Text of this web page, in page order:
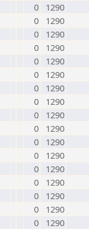
0
1290
0
1290
0
1290
0
1290
0
1290
0
1290
0
1290
0
1290
0
1290
0
1290
0
1290
0
1290
0
1290
0
1290
0
1290
0
1290
0
1290